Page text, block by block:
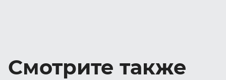
Смотрите также